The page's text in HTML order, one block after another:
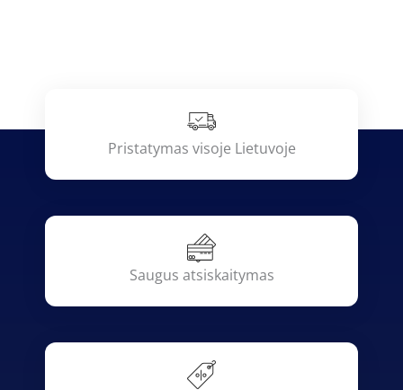
Pristatymas visoje Lietuvoje
Saugus atsiskaitymas